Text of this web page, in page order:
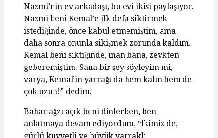
Nazmi’nin ev arkadaşı, bu evi ikisi paylaşıyor.
Nazmi beni Kemal’e ilk defa siktirmek
istediğinde, önce kabul etmemiştim, ama
daha sonra onunla sikişmek zorunda kaldım.
Kemal beni siktiğinde, inan bana, zevkten
geberemiştim. Sana bir şey söyleyim mi,
varya, Kemal’in yarrağı da hem kalın hem de
çok uzun!” dedim.
Bahar ağzı açık beni dinlerken, ben
anlatmaya devam ediyordum, “İkimiz de,
güçlü kuvvetli ve büyük yarraklı